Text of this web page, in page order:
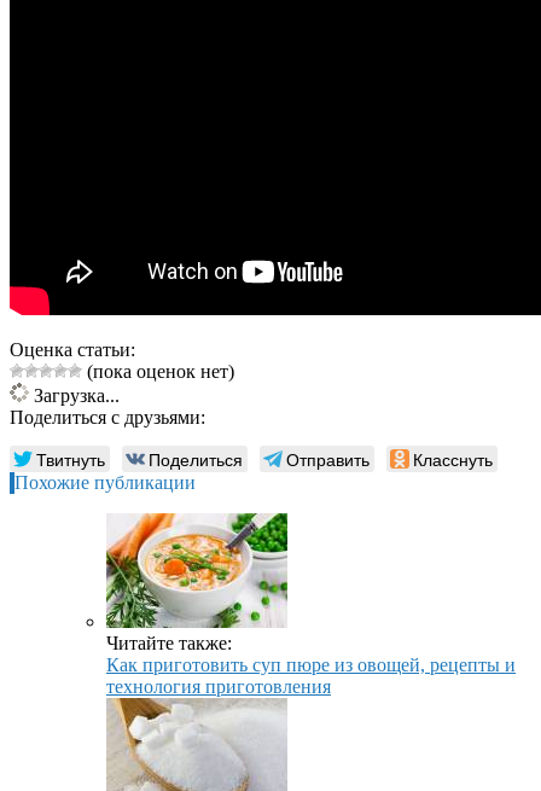
Оценка статьи:
(пока оценок нет)
Загрузка...
Поделиться с друзьями:
Твитнуть Поделиться Отправить Класснуть
Похожие публикации
Читайте также:
Как приготовить суп пюре из овощей, рецепты и
технология приготовления